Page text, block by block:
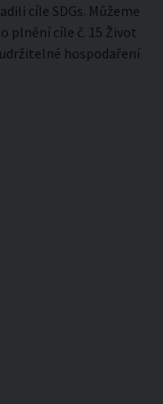
cíle SDGs. Můžeme
plnění cíle č. 15 Život
hospodaření